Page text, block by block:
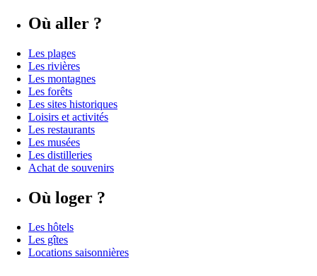
Où aller ?
Les plages
Les rivières
Les montagnes
Les forêts
Les sites historiques
Loisirs et activités
Les restaurants
Les musées
Les distilleries
Achat de souvenirs
Où loger ?
Les hôtels
Les gîtes
Locations saisonnières